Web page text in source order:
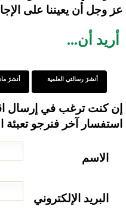
عز وجل أن يعيننا على
أريد أن...
أنشرَ رسالتي العلمية أنشرَ
إن كنت ترغب في إرسال
استفسار آخر فنرجو تعبئة
الاسم
البريد الإلكتروني